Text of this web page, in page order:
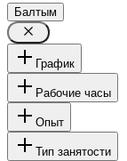
Балтым
График
Рабочие часы
Опыт
Тип занятости